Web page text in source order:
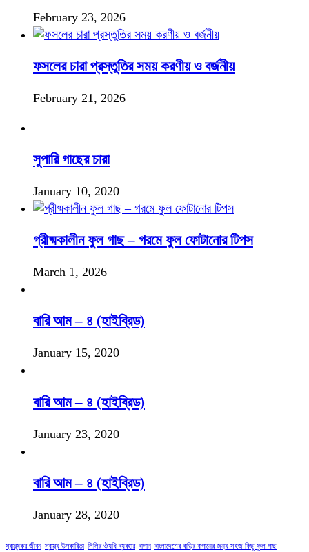
February 23, 2026
ফসলের চারা প্রস্তুতির সময় করণীয় ও বর্জনীয়
February 21, 2026
সুপারি গাছের চারা
January 10, 2020
গ্রীষ্মকালীন ফুল গাছ – গরমে ফুল ফোটানোর টিপস
March 1, 2026
বারি আম – ৪ (হাইব্রিড)
January 15, 2020
বারি আম – ৪ (হাইব্রিড)
January 23, 2020
বারি আম – ৪ (হাইব্রিড)
January 28, 2020
স্বাস্থ্যকর জীবন স্বাস্থ্য উপকারিতা লিলির ঔষধি ব্যবহার বাগান বাংলাদেশের বাড়ির বাগানের জন্য সহজ কিছু ফুল গাছ